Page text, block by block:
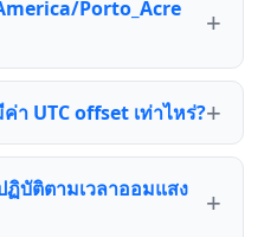
Porto_Acre
า UTC offset เท่าไหร่?
บัติตามเวลาออมแสง